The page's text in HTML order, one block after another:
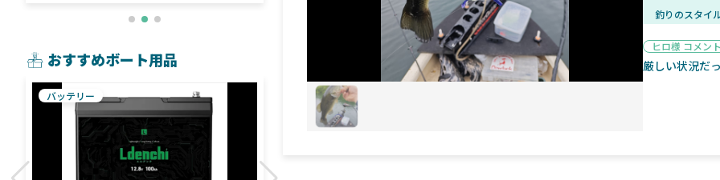
釣りのスタイ
ヒロ様 コメン
厳しい状況だ
おすすめボート用品
バッテリー 魚探